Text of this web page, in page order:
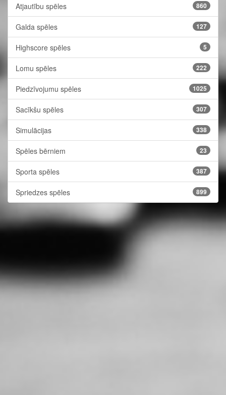
Atjautību spēles 860
Galda spēles 127
Highscore spēles 5
Lomu spēles 222
Piedzīvojumu spēles 1025
Sacīkšu spēles 307
Simulācijas 338
Spēles bērniem 23
Sporta spēles 387
Spriedzes spēles 899